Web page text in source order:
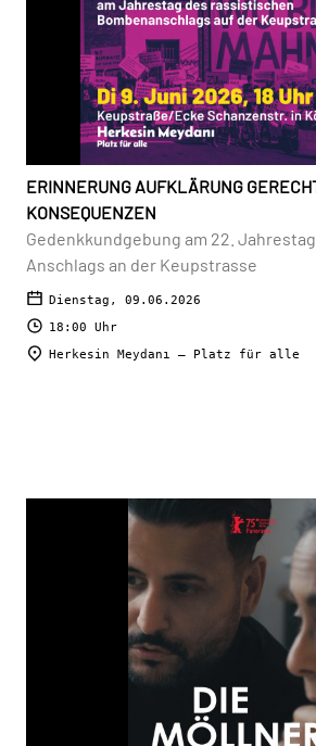
ERINNERUNG AUFKLÄRUNG
KONSEQUENZEN
Gedenkkundgebung am 22.
Anschlags an der Keupstrasse
Dienstag, 09.06.2026
18:00 Uhr
Herkesin Meydanı — Platz für alle